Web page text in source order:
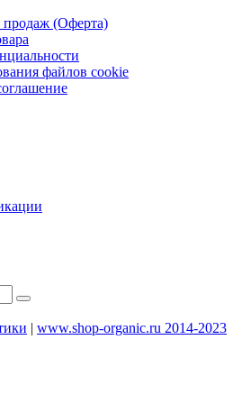
продаж (Оферта)
файлов cookie
| www.shop-organic.ru 2014-2023